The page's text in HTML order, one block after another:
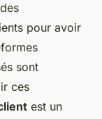
pour avoir
sont
ces
est un